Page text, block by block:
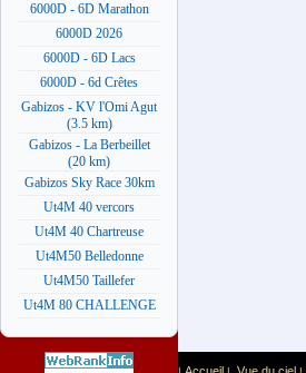
6000D - 6D Marathon
6000D 2026
6000D - 6D Lacs
6000D - 6d Crêtes
Gabizos - KV l'Omi Agut
(3.5 km)
Gabizos - La Berbeillet
(20 km)
Gabizos Sky Race 30km
Ut4M 40 vercors
Ut4M 40 Chartreuse
Ut4M50 Belledonne
Ut4M50 Taillefer
Ut4M 80 CHALLENGE